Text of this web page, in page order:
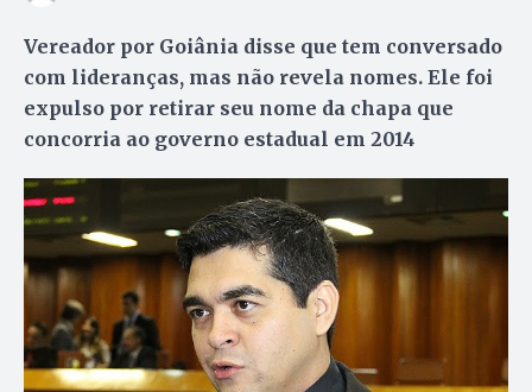
Vereador por Goiânia disse que tem conversado
com lideranças, mas não revela nomes. Ele foi
expulso por retirar seu nome da chapa que
concorria ao governo estadual em 2014